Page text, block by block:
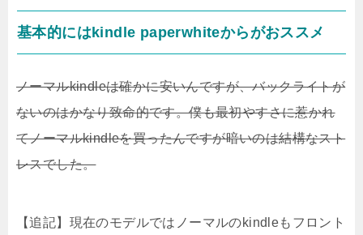
基本的にはkindle paperwhiteからがおススメ
ノーマルkindleは確かに安いんですが、バックライトが
ないのはかなり致命的です。僕も最初やすさに惹かれ
てノーマルkindleを買ったんですが暗いのは結構なスト
レスでした。
【追記】現在のモデルではノーマルのkindleもフロント